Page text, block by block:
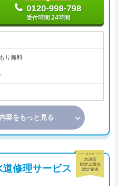
0120-998-798
受付時間 24時間
り無料
容をもっと見る
修理サービス